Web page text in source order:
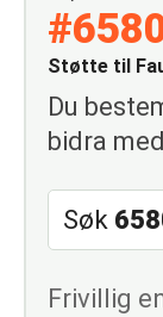
Støtte til
Du
bidra
Søk
Frivillig